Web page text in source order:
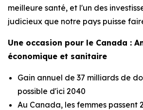
meilleure santé, et l'un des
judicieux que notre pays puisse
Une occasion pour le Canada :
économique et sanitaire
Gain annuel de 37 milliards de
possible d'ici 2040
Au Canada, les femmes passent